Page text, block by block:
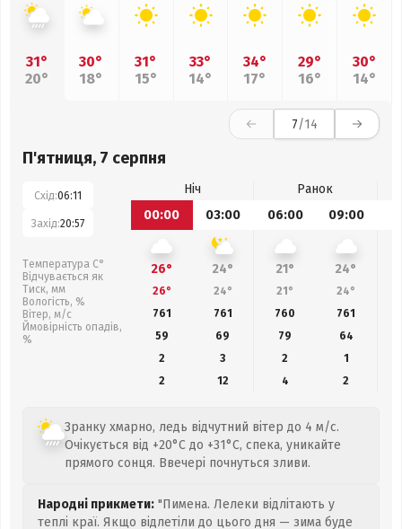
31°
20°
30°
18°
31°
15°
33°
14°
34°
17°
29°
16°
30°
14°
7/14
П'ятниця, 7 серпня
Схід:06:11
Захід:20:57
Температура С°
Відчувається як
Тиск, мм
Вологість, %
Вітер, м/с
Ймовірність опадів,
%
Ніч
Ранок
00:00
03:00 06:00 09:00
26° 24° 21° 24°
26° 24° 21° 24°
761
761 760 761
59
69 79 64
2
3 2
1
2
12 4 2
Зранку хмарно, ледь відчутний вітер до 4 м/с.
Очікується від +20°C до +31°C, спека, уникайте
прямого сонця. Ввечері почнуться зливи.
Народні прикмети: "Пимена. Лелеки відлітають у
теплі краї. Якщо відлетіли до цього дня — зима буде